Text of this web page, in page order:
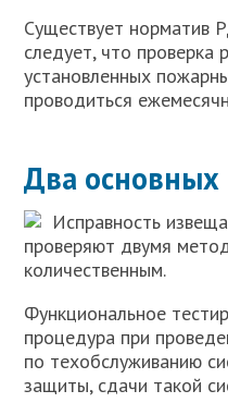
Существует норматив
следует, что проверка
установленных
проводиться
Два основных
Исправность
проверяют двумя
количественным.
Функциональное
процедура при
по техобслуживанию
защиты, сдачи такой